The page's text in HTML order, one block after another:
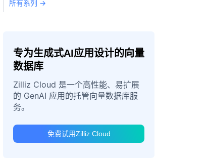
所有系列 →
专为生成式AI应用设计的向量
数据库
Zilliz Cloud 是一个高性能、易扩展
的 GenAI 应用的托管向量数据库服
务。
免费试用Zilliz Cloud